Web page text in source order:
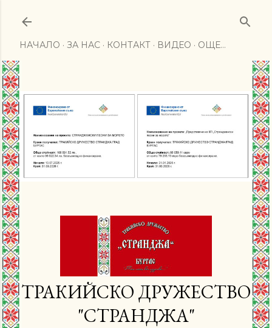
НАЧАЛО ЗА НАС КОНТАКТ ВИДЕО ОЩЕ…
ТРАКИЙСКО ДРУЖЕСТВО
"СТРАНДЖА"